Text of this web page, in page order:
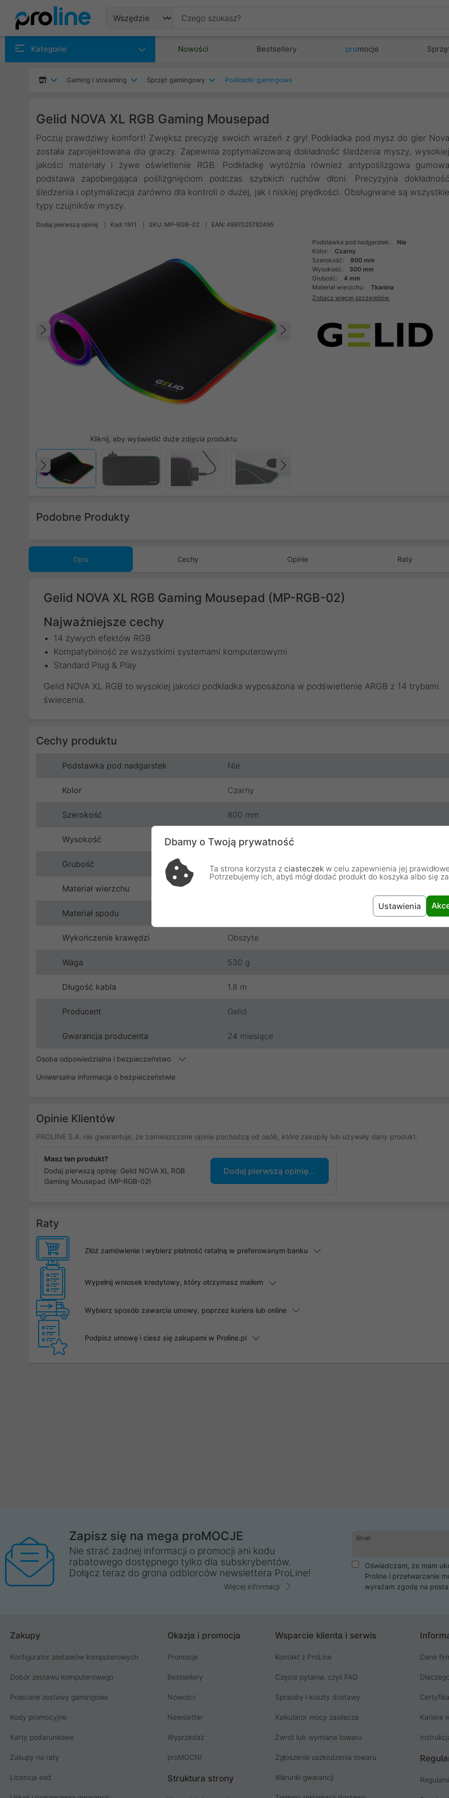
Kategorie Nowości Bestsellery promocje
Gaming i streaming Sprzęt gamingowy Podkładki gamingowe
Gelid NOVA XL RGB Gaming Mousepad
Poczuj prawdziwy komfort! Zwiększ precyzję swoich wrażeń z gry! Podkładka pod mysz do gier Nova
została zaprojektowana dla graczy. Zapewnia zoptymalizowaną dokładność śledzenia myszy, wysokiej
jakości materiały i żywe oświetlenie RGB. Podkładkę wyróżnia również antypoślizgowa gumowa
podstawa zapobiegająca poślizgnięciom podczas szybkich ruchów dłoni. Precyzyjna dokładność
śledzenia i optymalizacja zarówno dla kontroli o dużej, jak i niskiej prędkości. Obsługiwane są wszystkie
typy czujników myszy.
Dodaj pierwszą opinię Kod: 1911 SKU: MP-RGB-02 EAN: 4897025782495
Następny
Poprzedni
Kliknij, aby wyświetlić duże zdjęcia produktu
Poprzedni
Podstawka pod nadgarstek:
Nie
Kolor:
Czarny
Szerokość:
800 mm
Wysokość:
300 mm
Grubość:
4 mm
Materiał wierzchu:
Tkanina
Zobacz więcej szczegółów
Podobne Produkty
Opis Cechy Opinie Raty
Gelid NOVA XL RGB Gaming Mousepad (MP-RGB-02)
Najważniejsze cechy
14 żywych efektów RGB
Kompatybilność ze wszystkimi systemami komputerowymi
Standard Plug & Play
Gelid NOVA XL RGB to wysokiej jakości podkładka wyposażona w podświetlenie ARGB z 14 trybami
świecenia.
Cechy produktu
Podstawka pod nadgarstek Nie
Kolor Czarny
Szerokość 800 mm
Wysokość 300 mm
Grubość 4 mm
Materiał wierzchu
Materiał spodu
Wykończenie krawędzi Obszyte
Waga 530 g
Długość kabla 1.8 m
Producent Gelid
Gwarancja producenta 24 miesiące
Osoba odpowiedzialna i bezpieczeństwo
Uniwersalna informacja o bezpieczeństwie
Opinie Klientów
PROLINE S.A. nie gwarantuje, że zamieszczone opinie pochodzą od osób, które zakupiły lub używały dany produkt.
Masz ten produkt?
Dodaj pierwszą opinię: Gelid NOVA XL RGB
Gaming Mousepad (MP-RGB-02)
Dodaj pierwszą opinię...
Raty
Złóż zamówienie i wybierz płatność ratalną w preferowanym banku
Wypełnij wniosek kredytowy, który otrzymasz mailem
Wybierz sposób zawarcia umowy, poprzez kuriera lub online
Podpisz umowę i ciesz się zakupami w Proline.pl
Zapisz się na mega proMOCJE
Nie strać żadnej informacji o promocji ani kodu
rabatowego dostępnego tylko dla subskrybentów.
Dołącz teraz do grona odbiorców newslettera ProLine!
Więcej informacji
Email
Oświadczam, że mam
Proline i przetwarzanie
wyrażam zgodę na
Zakupy
Konfigurator zestawów komputerowych
Dobór zestawu komputerowego
Polecane zestawy gamingowe
Kody promocyjne
Karty podarunkowe
Zakupy na raty
Licencja esd
Okazja i promocja
Promocje
Bestsellery
Nowości
Newsletter
Wyprzedaż
proMOCNI
Struktura strony
Wsparcie klienta i serwis
Kontakt z ProLine
Częste pytania, czyli FAQ
Sposoby i koszty dostawy
Kalkulator mocy zasilacza
Zwrot lub wymiana towaru
Zgłoszenie uszkodzenia towaru
Warunki gwarancji
Dane
Kariera
Dbamy o Twoją prywatność
Ta strona korzysta z ciasteczek w celu zapewnienia jej
Potrzebujemy ich, abyś mógł dodać produkt do koszyka albo się
Ustawienia